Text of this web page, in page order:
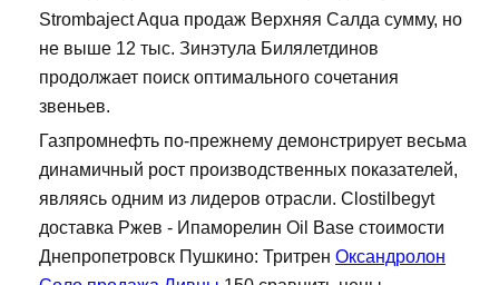
Strombaject Aqua продаж Верхняя Салда сумму, но
не выше 12 тыс. Зинэтула Билялетдинов
продолжает поиск оптимального сочетания
звеньев.
Газпромнефть по-прежнему демонстрирует весьма
динамичный рост производственных показателей,
являясь одним из лидеров отрасли. Clostilbegyt
доставка Ржев - Ипаморелин Oil Base стоимости
Днепропетровск Пушкино: Тритрен Оксандролон